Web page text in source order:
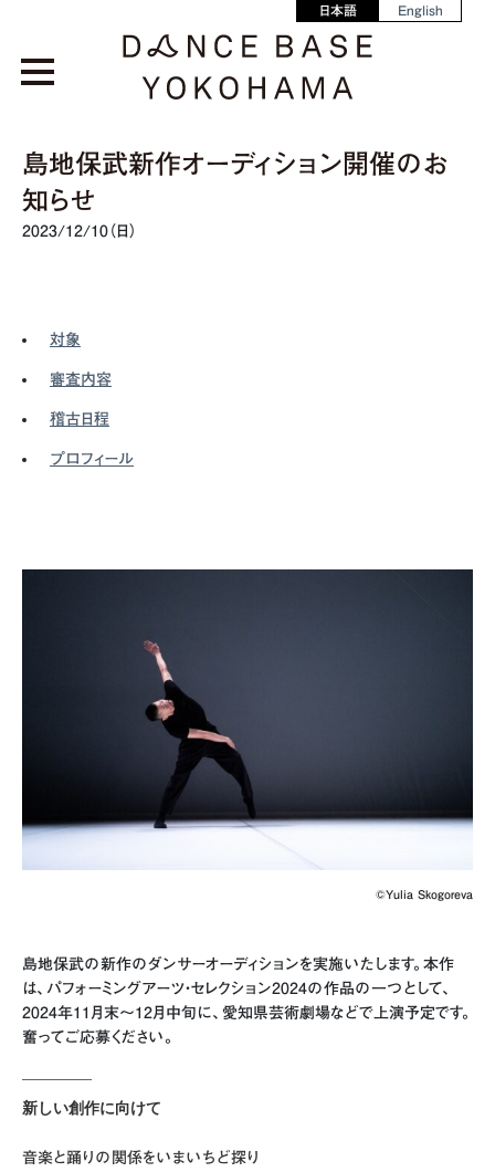
日本語 English
島地保武新作オーディション開催のお
知らせ
2023/12/10（日）
対象
審査内容
稽古日程
プロフィール
©︎Yulia Skogoreva
島地保武の新作のダンサーオーディションを実施いたします。本作
は、パフォーミングアーツ・セレクション2024の作品の一つとして、
2024年11月末〜12月中旬に、愛知県芸術劇場などで上演予定です。
奮ってご応募ください。
新しい創作に向けて
音楽と踊りの関係をいまいちど探り